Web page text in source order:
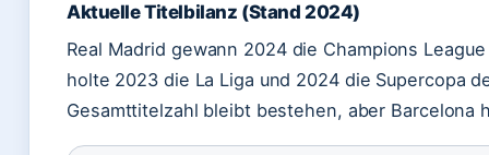
Aktuelle Titelbilanz (Stand 2024)
Real Madrid gewann 2024 die Champions
holte 2023 die La Liga und 2024 die Supercopa
Gesamttitelzahl bleibt bestehen, aber Barcelona